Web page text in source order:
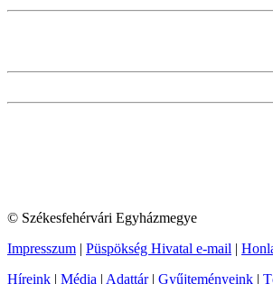
© Székesfehérvári Egyházmegye
Impresszum | Püspökség Hivatal e-mail |
Híreink | Média | Adattár| Gyűjteményeink |